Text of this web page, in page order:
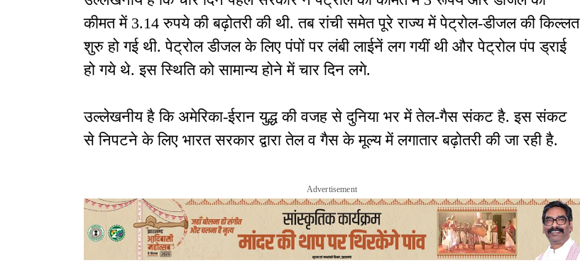
कीमत में 3.14 रुपये की बढ़ोतरी की थी. तब रांची समेत पूरे राज्य में पेट्रोल-डीजल की किल्लत
शुरु हो गई थी. पेट्रोल डीजल के लिए पंपों पर लंबी लाईनें लग गयीं थी और पेट्रोल पंप ड्राई
हो गये थे. इस स्थिति को सामान्य होने में चार दिन लगे.
उल्लेखनीय है कि अमेरिका-ईरान युद्ध की वजह से दुनिया भर में तेल-गैस संकट है. इस संकट
से निपटने के लिए भारत सरकार द्वारा तेल व गैस के मूल्य में लगातार बढ़ोतरी की जा रही है.
Advertisement